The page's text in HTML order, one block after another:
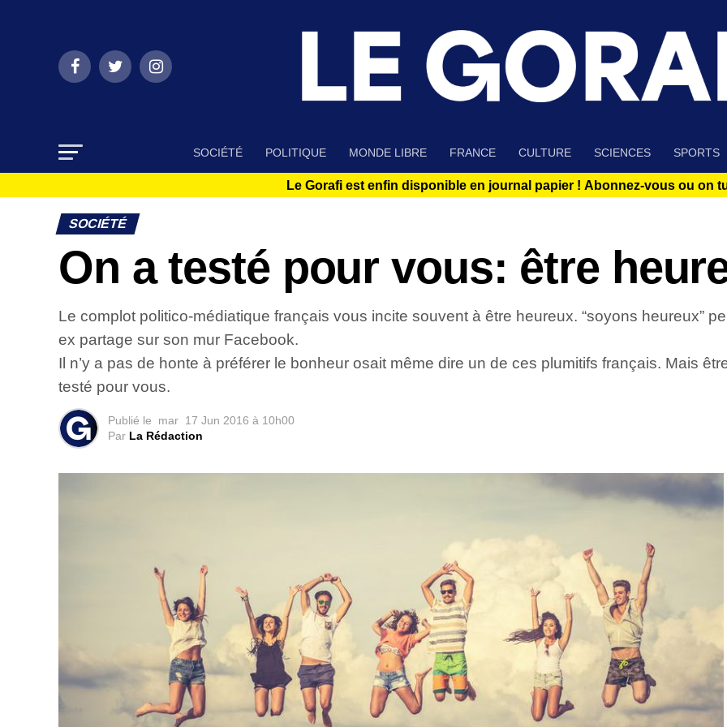
SOCIÉTÉ POLITIQUE MONDE LIBRE FRANCE CULTURE SCIENCES SPORTS
Le Gorafi est enfin disponible en journal papier ! Abonnez-vous ou on
SOCIÉTÉ
On a testé pour vous: être
Le complot politico-médiatique français vous incite souvent à être heureux. “soyons heureux”
ex partage sur son mur Facebook.
Il n’y a pas de honte à préférer le bonheur osait même dire un de ces plumitifs français. Mais
testé pour vous.
Publié le mar 17 Jun 2016 à 10h00
Par La Rédaction